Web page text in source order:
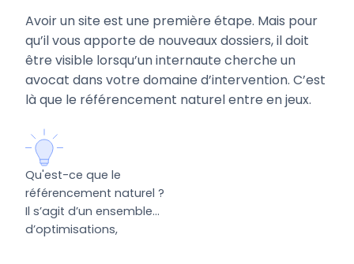
Avoir un site est une première étape. Mais pour
qu’il vous apporte de nouveaux dossiers, il doit
être visible lorsqu’un internaute cherche un
avocat dans votre domaine d’intervention. C’est
là que le référencement naturel entre en jeux.
Qu'est-ce que le
référencement naturel ?
Il s’agit d’un ensemble
d’optimisations,